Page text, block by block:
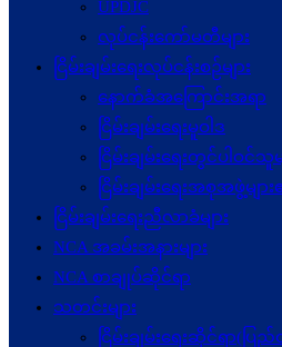
UPDJC
လုပ်ငန်းကော်မတီများ
ငြိမ်းချမ်းရေးလုပ်ငန်းစဉ်များ
နောက်ခံအကြောင်းအရာ
ငြိမ်းချမ်းရေးမူဝါဒ
ငြိမ်းချမ်းရေးတွင်ပါဝင်
ငြိမ်းချမ်းရေးအစုအဖွဲ့မျ
ငြိမ်းချမ်းရေးညီလာခံများ
NCA အခမ်းအနားများ
NCA စာချုပ်ဆိုင်ရာ
သတင်းများ
ငြိမ်းချမ်းရေးဆိုင်ရာ(ပြ